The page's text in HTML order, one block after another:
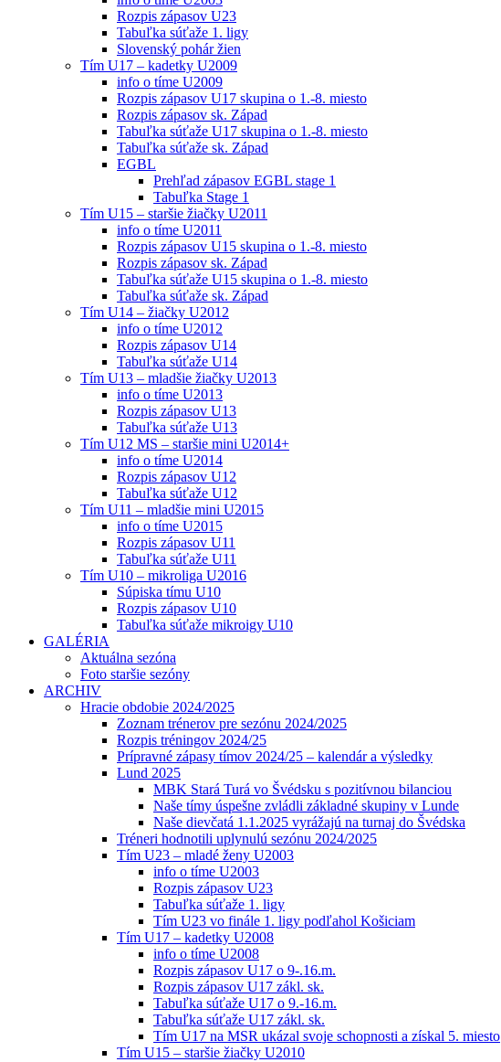
Rozpis zápasov U23
Tabuľka súťaže 1. ligy
Slovenský pohár žien
Tím U17 – kadetky U2009
info o tíme U2009
Rozpis zápasov U17 skupina o 1.-8. miesto
Rozpis zápasov sk. Západ
Tabuľka súťaže U17 skupina o 1.-8. miesto
Tabuľka súťaže sk. Západ
EGBL
Prehľad zápasov EGBL stage 1
Tabuľka Stage 1
Tím U15 – staršie žiačky U2011
info o tíme U2011
Rozpis zápasov U15 skupina o 1.-8. miesto
Rozpis zápasov sk. Západ
Tabuľka súťaže U15 skupina o 1.-8. miesto
Tabuľka súťaže sk. Západ
Tím U14 – žiačky U2012
info o tíme U2012
Rozpis zápasov U14
Tabuľka súťaže U14
Tím U13 – mladšie žiačky U2013
info o tíme U2013
Rozpis zápasov U13
Tabuľka súťaže U13
Tím U12 MS – staršie mini U2014+
info o tíme U2014
Rozpis zápasov U12
Tabuľka súťaže U12
Tím U11 – mladšie mini U2015
info o tíme U2015
Rozpis zápasov U11
Tabuľka súťaže U11
Tím U10 – mikroliga U2016
Súpiska tímu U10
Rozpis zápasov U10
Tabuľka súťaže mikroigy U10
GALÉRIA
Aktuálna sezóna
Foto staršie sezóny
ARCHIV
Hracie obdobie 2024/2025
Zoznam trénerov pre sezónu 2024/2025
Rozpis tréningov 2024/25
Prípravné zápasy tímov 2024/25 – kalendár a výsledky
Lund 2025
MBK Stará Turá vo Švédsku s pozitívnou bilanciou
Naše tímy úspešne zvládli základné skupiny v Lunde
Naše dievčatá 1.1.2025 vyrážajú na turnaj do Švédska
Tréneri hodnotili uplynulú sezónu 2024/2025
Tím U23 – mladé ženy U2003
info o tíme U2003
Rozpis zápasov U23
Tabuľka súťaže 1. ligy
Tím U23 vo finále 1. ligy podľahol Košiciam
Tím U17 – kadetky U2008
info o tíme U2008
Rozpis zápasov U17 o 9-.16.m.
Rozpis zápasov U17 zákl. sk.
Tabuľka súťaže U17 o 9.-16.m.
Tabuľka súťaže U17 zákl. sk.
Tím U17 na MSR ukázal svoje schopnosti a získal 5. miesto
Tím U15 – staršie žiačky U2010